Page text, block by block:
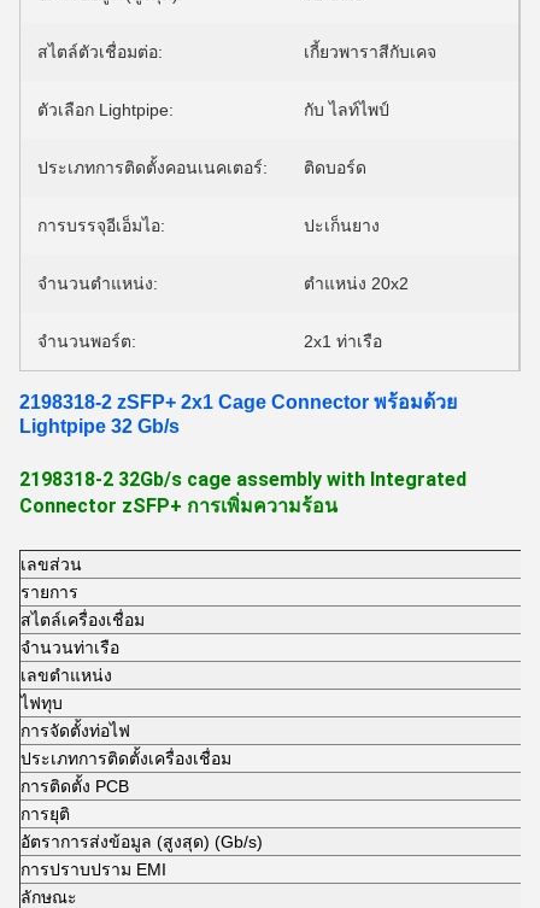
สไตล์ตัวเชื่อมต่อ: เกี้ยวพาราสีกับเคจ
ตัวเลือก Lightpipe: กับ ไลท์ไพป์
ประเภทการติดตั้งคอนเนคเตอร์: ติดบอร์ด
การบรรจุอีเอ็มไอ: ปะเก็นยาง
จำนวนตำแหน่ง: ตําแหน่ง 20x2
จำนวนพอร์ต: 2x1 ท่าเรือ
2198318-2 zSFP+ 2x1 Cage Connector พร้อมด้วย
Lightpipe 32 Gb/s
2198318-2 32Gb/s cage assembly with Integrated
Connector zSFP+ การเพิ่มความร้อน
เลขส่วน
รายการ
สไตล์เครื่องเชื่อม
จํานวนท่าเรือ
เลขตําแหน่ง
ไฟทุบ
การจัดตั้งท่อไฟ
ประเภทการติดตั้งเครื่องเชื่อม
การติดตั้ง PCB
การยุติ
อัตราการส่งข้อมูล (สูงสุด) (Gb/s)
การปราบปราม EMI
ลักษณะ